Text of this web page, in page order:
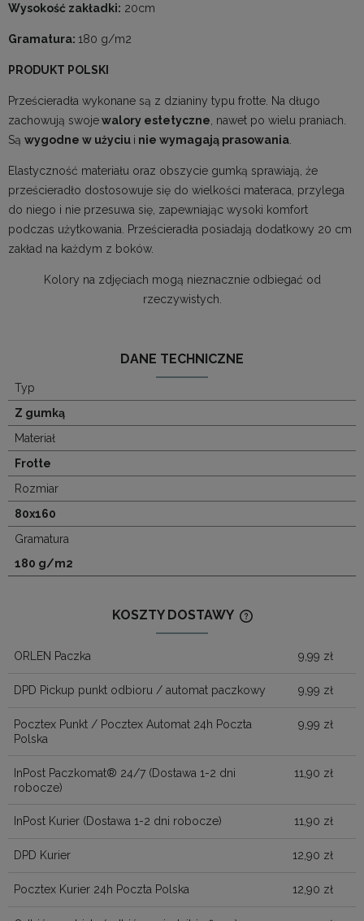
Wysokość zakładki: 20cm
Gramatura: 180 g/m2
PRODUKT POLSKI
Prześcieradła wykonane są z dzianiny typu frotte. Na długo
zachowują swojewalory estetyczne , nawet po wielu praniach.
Są wygodne w użyciu i nie wymagają prasowania
Elastyczność materiału oraz obszycie gumką sprawiają, że
prześcieradło dostosowuje się do wielkości materaca, przylega
do niego i nie przesuwa się, zapewniając wysoki komfort
podczas użytkowania. Prześcieradła posiadają dodatkowy 20 cm
zakład na każdym z boków.
Kolory na zdjęciach mogą nieznacznie odbiegać od
rzeczywistych.
DANE TECHNICZNE
Typ
Z gumką
Materiał
Frotte
Rozmiar
80x160
Gramatura
180 g/m2
KOSZTY DOSTAWY
ORLEN Paczka 9,99 zł
DPD Pickup punkt odbioru / automat paczkowy 9,99 zł
Pocztex Punkt / Pocztex Automat 24h Poczta
Polska
9,99 zł
InPost Paczkomat® 24/7 (Dostawa 1-2 dni
robocze)
11,90 zł
InPost Kurier (Dostawa 1-2 dni robocze) 11,90 zł
DPD Kurier 12,90 zł
Pocztex Kurier 24h Poczta Polska 12,90 zł